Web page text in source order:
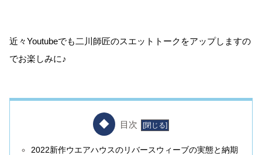
近々Youtubeでも二川師匠のスエットトークをアップしますの
でお楽しみに♪
目次
2022新作ウエアハウスのリバースウィーブの実態と納期